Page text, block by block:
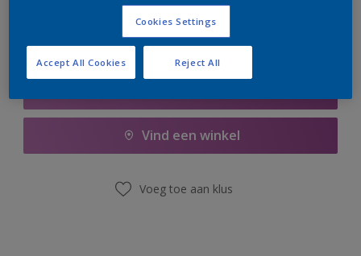
Vind een winkel
Voeg toe aan klus
Cookies Settings
Reject All
Accept All Cookies